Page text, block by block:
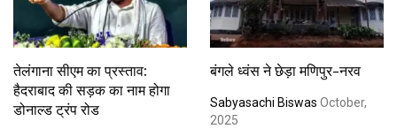
तेलंगाना सीएम का प्रस्ताव:
हैदराबाद की सड़क का नाम होगा
डोनाल्ड ट्रंप रोड
बंगले ध्वंस ने छेड़ा मणिपुर-नरव
Sabyasachi Biswas October,
2025